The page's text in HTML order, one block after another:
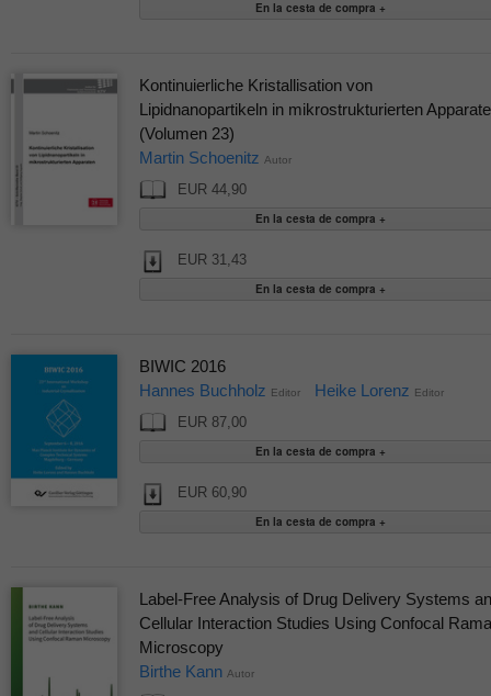
Kontinuierliche Kristallisation von
Lipidnanopartikeln in mikrostrukturierten
(Volumen 23)
Martin Schoenitz Autor
EUR 44,90
EUR 31,43
BIWIC 2016
Hannes Buchholz Editor Heike Lorenz Editor
EUR 87,00
EUR 60,90
Label-Free Analysis of Drug Delivery Systems
Cellular Interaction Studies Using Confocal
Microscopy
Birthe Kann Autor